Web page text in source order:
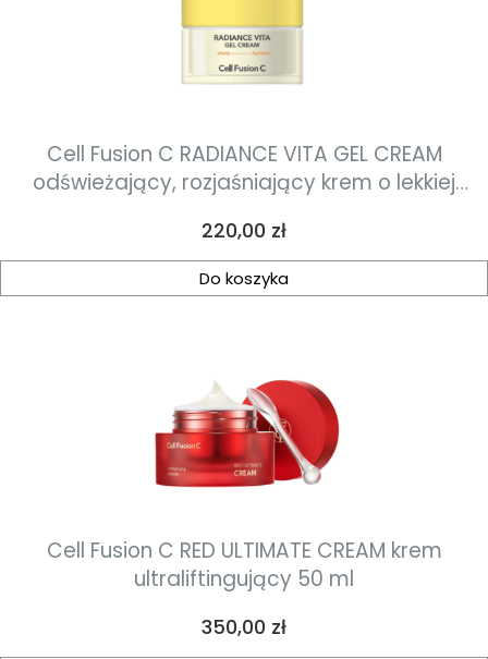
Cell Fusion C RADIANCE VITA GEL CREAM
odświeżający, rozjaśniający krem o lekkiej
Cena
220,00 zł
Do koszyka
Cell Fusion C RED ULTIMATE CREAM krem
ultraliftingujący 50 ml
Cena
350,00 zł